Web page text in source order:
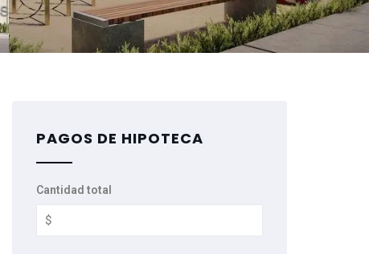
PAGOS DE HIPOTECA
Cantidad total